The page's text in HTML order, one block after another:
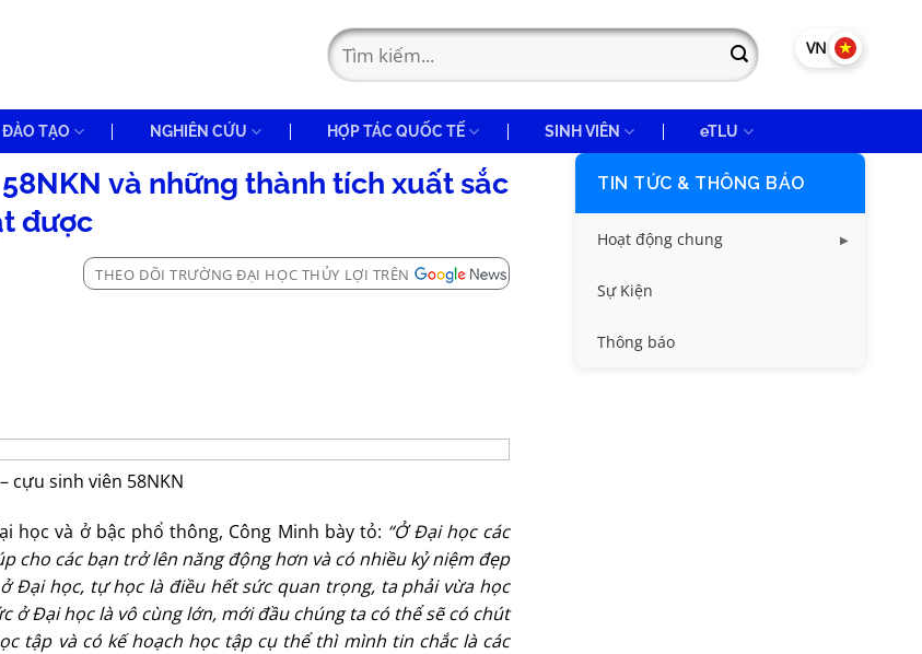
VN EN
ĐÀO TẠO NGHIÊN CỨU HỢP TÁC QUỐC TẾ SINH VIÊN eTLU
và những thành tích xuất sắc
được
THEO DÕI TRƯỜNG ĐẠI HỌC THỦY LỢI TRÊN
cựu sinh viên 58NKN
học và ở bậc phổ thông, Công Minh bày tỏ: “Ở Đại học các
cho các bạn trở lên năng động hơn và có nhiều kỷ niệm đẹp
Đại học, tự học là điều hết sức quan trọng, ta phải vừa học
ở Đại học là vô cùng lớn, mới đầu chúng ta có thể sẽ có chút
tập và có kế hoạch học tập cụ thể thì mình tin chắc là các
TIN TỨC & THÔNG BÁO
Hoạt động chung
Tin công tác sinh viên
Tin đào tạo
Sự Kiện
Thông báo